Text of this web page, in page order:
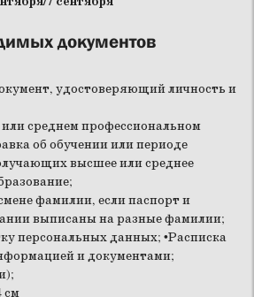
документов
удостоверяющий личность и
среднем профессиональном
об обучении или периоде
высшее или среднее
фамилии, если паспорт и
выписаны на разные фамилии;
персональных данных; •Расписка
и документами;
см